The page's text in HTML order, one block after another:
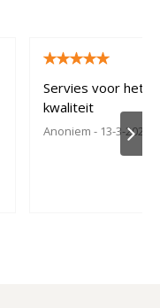
Servies voor het
kwaliteit
Anoniem- 13-3-2022